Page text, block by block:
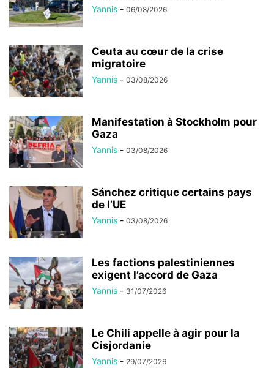
Yannis - 06/08/2026
Ceuta au cœur de la crise
migratoire
Yannis - 03/08/2026
Manifestation à Stockholm pour
Gaza
Yannis - 03/08/2026
Sánchez critique certains pays
de l’UE
Yannis - 03/08/2026
Les factions palestiniennes
exigent l’accord de Gaza
Yannis - 31/07/2026
Le Chili appelle à agir pour la
Cisjordanie
Yannis - 29/07/2026